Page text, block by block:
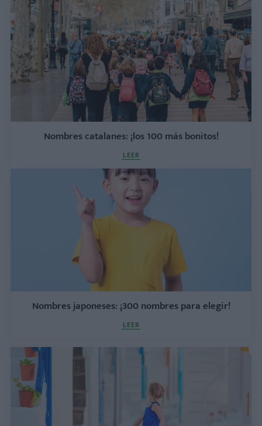
Nombres catalanes: ¡los 100 más bonitos!
LEER
Nombres japoneses: ¡300 nombres para elegir!
LEER